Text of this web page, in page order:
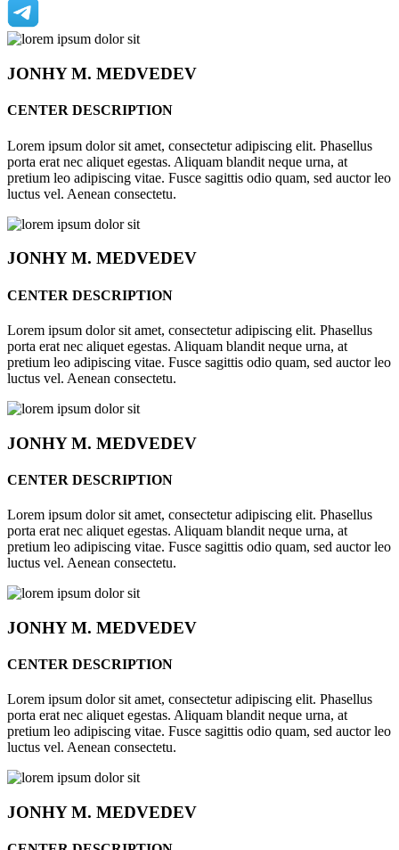
JONHYM. MEDVEDEV
CENTER DESCRIPTION
Lorem ipsum dolor sit amet, consectetur adipiscing elit. Phasellus
porta erat nec aliquet egestas. Aliquam blandit neque urna, at
pretium leo adipiscing vitae. Fusce sagittis odio quam, sed auctor leo
luctus vel. Aenean consectetu.
JONHYM. MEDVEDEV
CENTER DESCRIPTION
Lorem ipsum dolor sit amet, consectetur adipiscing elit. Phasellus
porta erat nec aliquet egestas. Aliquam blandit neque urna, at
pretium leo adipiscing vitae. Fusce sagittis odio quam, sed auctor leo
luctus vel. Aenean consectetu.
JONHYM. MEDVEDEV
CENTER DESCRIPTION
Lorem ipsum dolor sit amet, consectetur adipiscing elit. Phasellus
porta erat nec aliquet egestas. Aliquam blandit neque urna, at
pretium leo adipiscing vitae. Fusce sagittis odio quam, sed auctor leo
luctus vel. Aenean consectetu.
JONHYM. MEDVEDEV
CENTER DESCRIPTION
Lorem ipsum dolor sit amet, consectetur adipiscing elit. Phasellus
porta erat nec aliquet egestas. Aliquam blandit neque urna, at
pretium leo adipiscing vitae. Fusce sagittis odio quam, sed auctor leo
luctus vel. Aenean consectetu.
JONHYM. MEDVEDEV